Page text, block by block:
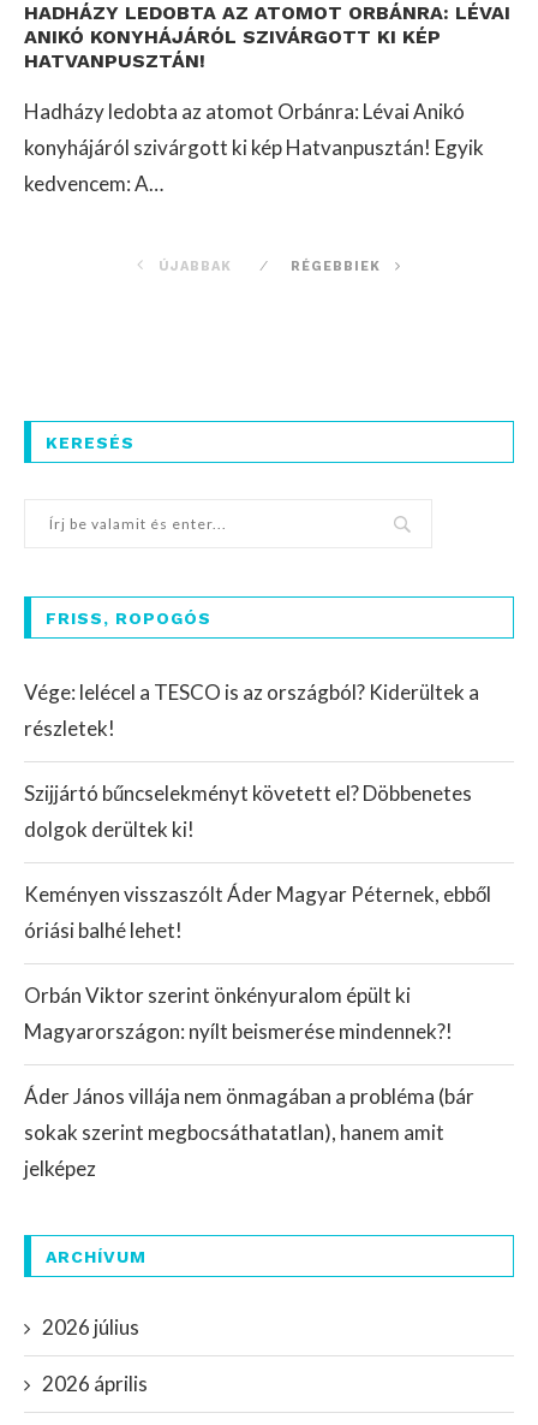
HADHÁZY LEDOBTA AZ ATOMOT ORBÁNRA: LÉVAI
ANIKÓ KONYHÁJÁRÓL SZIVÁRGOTT KI KÉP
HATVANPUSZTÁN!
Hadházy ledobta az atomot Orbánra: Lévai Anikó
konyhájáról szivárgott ki kép Hatvanpusztán! Egyik
kedvencem: A…
ÚJABBAK RÉGEBBIEK
KERESÉS
FRISS, ROPOGÓS
Vége: lelécel a TESCO is az országból? Kiderültek a
részletek!
Szijjártó bűncselekményt követett el? Döbbenetes
dolgok derültek ki!
Keményen visszaszólt Áder Magyar Péternek, ebből
óriási balhé lehet!
Orbán Viktor szerint önkényuralom épült ki
Magyarországon: nyílt beismerése mindennek?!
Áder János villája nem önmagában a probléma (bár
sokak szerint megbocsáthatatlan), hanem amit
jelképez
ARCHÍVUM
2026 július
2026 április